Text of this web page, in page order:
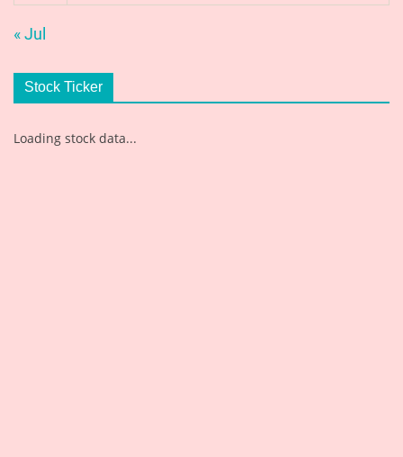
« Jul
Stock Ticker
Loading stock data...